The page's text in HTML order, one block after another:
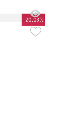
-20.03%